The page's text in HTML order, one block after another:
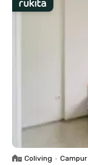
Coliving • Campur